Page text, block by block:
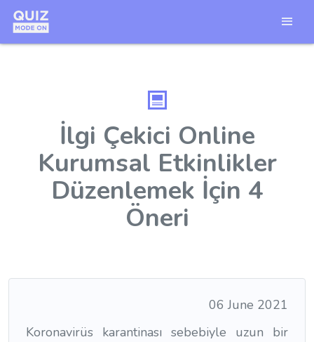
İlgi Çekici Online
Kurumsal Etkinlikler
Düzenlemek İçin 4
Öneri
06 June 2021
Koronavirüs karantinası sebebiyle uzun bir